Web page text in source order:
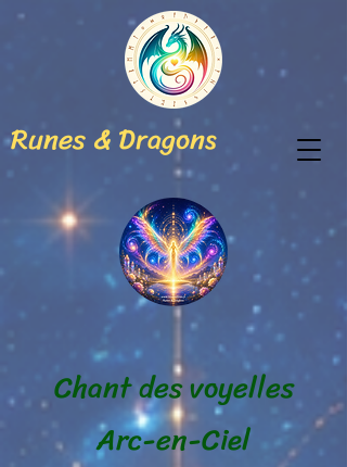
Runes & Dragons
Chant des voyelles
Arc-en-Ciel